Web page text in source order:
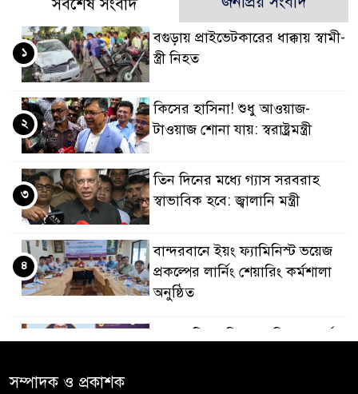
সর্বশেষ সংবাদ
বগুড়ায় প্রাইভেটকারের ধাক্কায় স্বামী-
স্ত্রী নিহত
১
কিসের হাসিনা! শুধু আওয়াজ-
টাওয়াজ শোনা যায়: স্বরাষ্ট্রমন্ত্রী
২
তিন দিনের মধ্যে গ্যাস সরবরাহ
স্বাভাবিক হবে: জ্বালানি মন্ত্রী
৩
বান্দরবানে ইয়ং ফ্যামিনিস্ট ভয়েজ
প্রকল্পের লার্নিং শেয়ারিং কর্মশালা
অনুষ্ঠিত
৪
সম্পাদক ও প্রকাশক